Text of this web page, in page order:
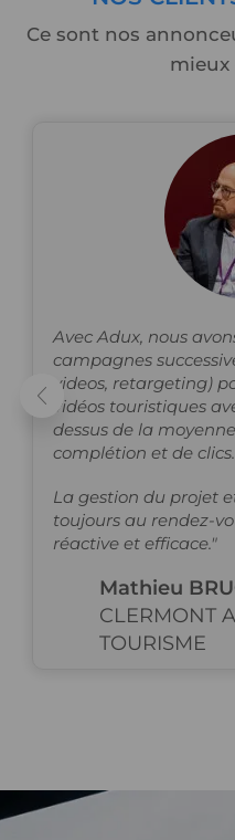
Ce sont nos
mieux
Avec Adux, nous
campagnes
videos, retargeting)
vidéos touristiques
dessus de la
complétion et de clics.
La gestion du projet
toujours au rendez-
réactive et efficace."
Mathieu
CLERMONT
TOURISME